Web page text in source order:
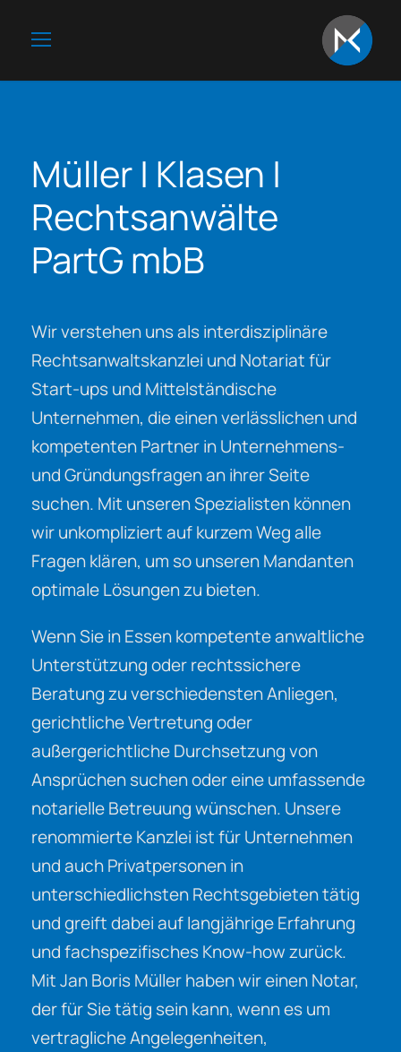
Müller | Klasen |
Rechtsanwälte
PartG mbB
Wir verstehen uns als interdisziplinäre
Rechtsanwaltskanzlei und Notariat für
Start-ups und Mittelständische
Unternehmen, die einen verlässlichen und
kompetenten Partner in Unternehmens-
und Gründungsfragen an ihrer Seite
suchen. Mit unseren Spezialisten können
wir unkompliziert auf kurzem Weg alle
Fragen klären, um so unseren Mandanten
optimale Lösungen zu bieten.
Wenn Sie in Essen kompetente anwaltliche
Unterstützung oder rechtssichere
Beratung zu verschiedensten Anliegen,
gerichtliche Vertretung oder
außergerichtliche Durchsetzung von
Ansprüchen suchen oder eine umfassende
notarielle Betreuung wünschen. Unsere
renommierte Kanzlei ist für Unternehmen
und auch Privatpersonen in
unterschiedlichsten Rechtsgebieten tätig
und greift dabei auf langjährige Erfahrung
und fachspezifisches Know-how zurück.
Mit Jan Boris Müller haben wir einen Notar,
der für Sie tätig sein kann, wenn es um
vertragliche Angelegenheiten,